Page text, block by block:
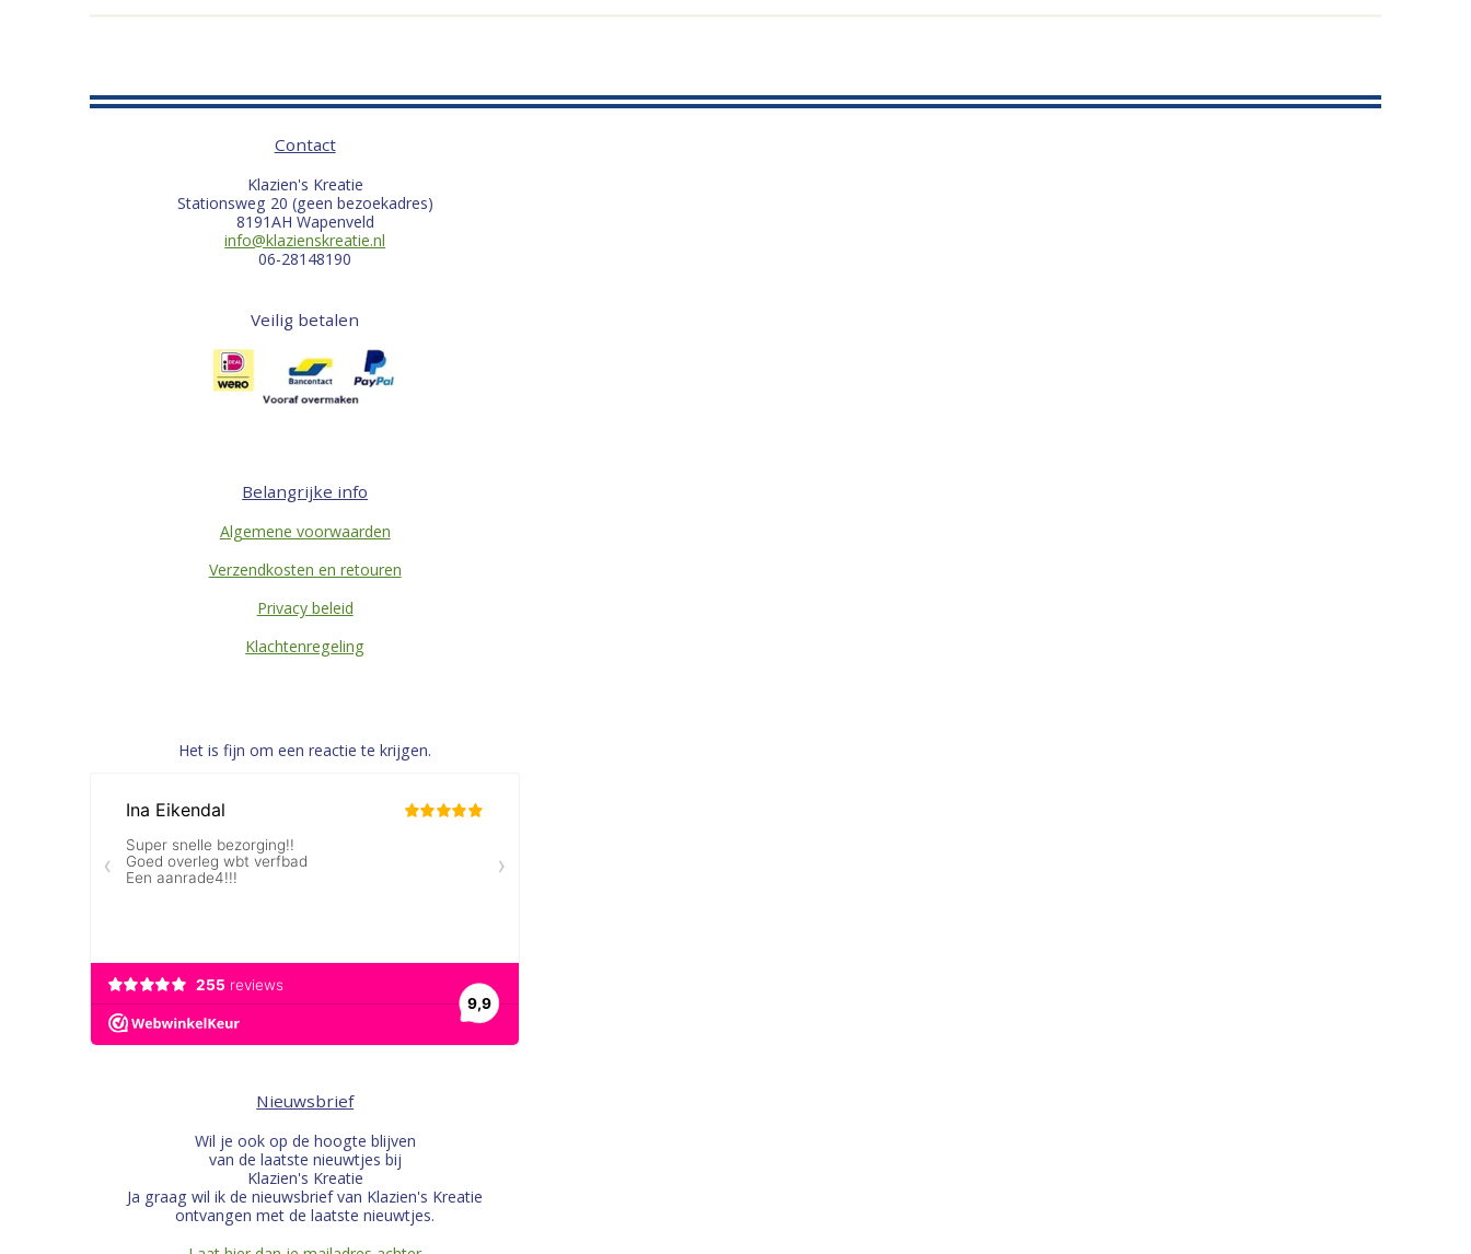
Contact
Klazien's Kreatie
Stationsweg 20 (geen bezoekadres)
8191AH Wapenveld
info@klazienskreatie.nl
06-28148190
Veilig betalen
Belangrijke info
Algemene voorwaarden
Verzendkosten en retouren
Privacy beleid
Klachtenregeling
Het is fijn om een reactie te krijgen.
Nieuwsbrief
Wil je ook op de hoogte blijven
van de laatste nieuwtjes bij
Klazien's Kreatie
Ja graag wil ik de nieuwsbrief van Klazien's Kreatie
ontvangen met de laatste nieuwtjes.